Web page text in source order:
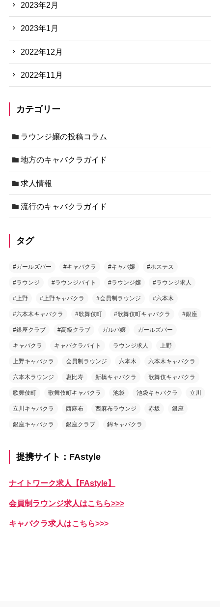
2023年2月
2023年1月
2022年12月
2022年11月
カテゴリー
ラウンジ嬢の投稿コラム
地方のキャバクラガイド
求人情報
流行のキャバクラガイド
タグ
#ガールズバー #キャバクラ #キャバ嬢 #ホステス
#ラウンジ #ラウンジバイト #ラウンジ嬢 #ラウンジ求人
#上野 #上野キャバクラ #会員制ラウンジ #六本木
#六本木キャバクラ #歌舞伎町 #歌舞伎町キャバクラ #銀座
#銀座クラブ #高級クラブ ガルバ嬢 ガールズバー
キャバクラ キャバクラバイト ラウンジ求人 上野
上野キャバクラ 会員制ラウンジ 六本木 六本木キャバクラ
六本木ラウンジ 恵比寿 新橋キャバクラ 歌舞伎キャバクラ
歌舞伎町 歌舞伎町キャバクラ 池袋 池袋キャバクラ 立川
立川キャバクラ 西麻布 西麻布ラウンジ 赤坂 銀座
銀座キャバクラ 銀座クラブ 錦キャバクラ
提携サイト：FAstyle
ナイトワーク求人【FAstyle】
会員制ラウンジ求人はこちら>>>
キャバクラ求人はこちら>>>